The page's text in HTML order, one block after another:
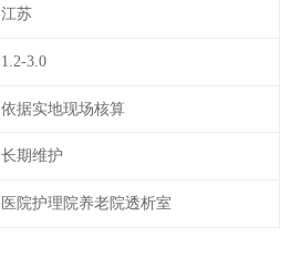
江苏
1.2-3.0
依据实地现场核算
长期维护
医院护理院养老院透析室